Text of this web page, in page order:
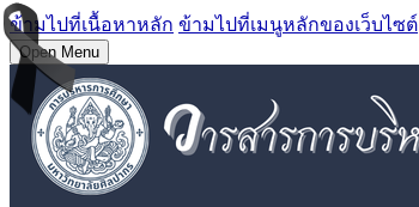
ข้ามไปที่เนื้อหาหลัก ข้ามไปที่เมนูหลักของเว็บไซต์
Open Menu